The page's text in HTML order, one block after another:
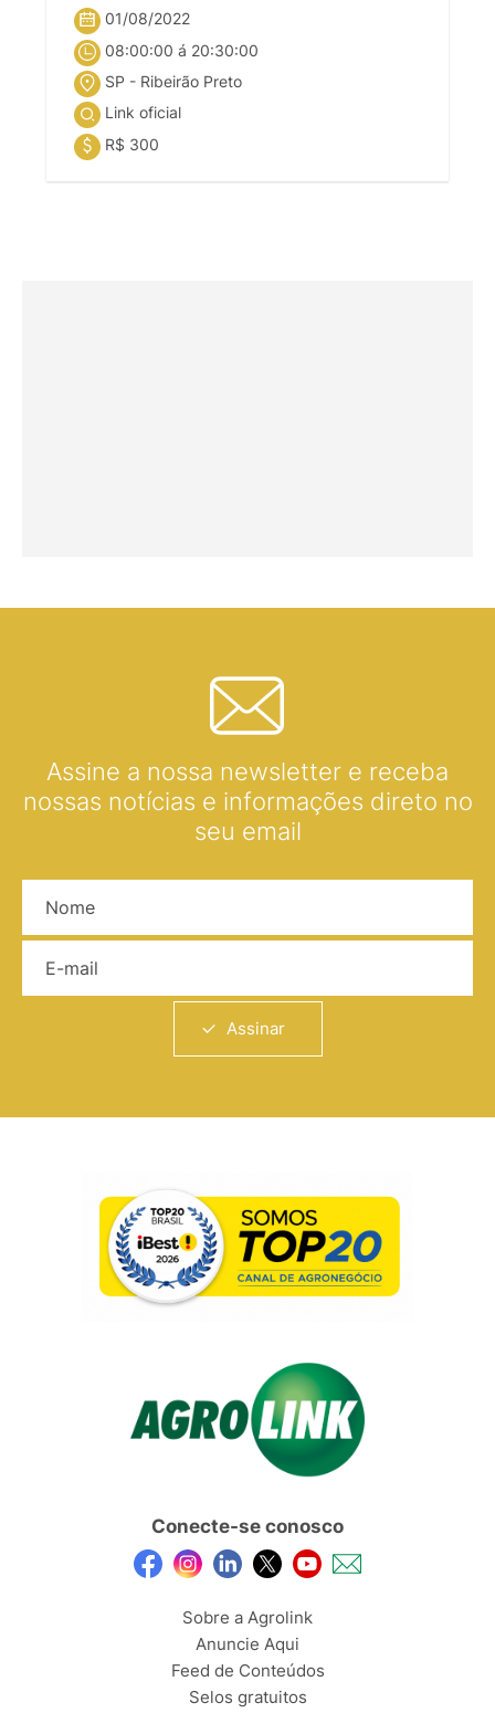
01/08/2022
08:00:00 á 20:30:00
SP - Ribeirão Preto
Link oficial
R$ 300
Assine a nossa newsletter e receba
nossas notícias e informações direto no
seu email
Assinar
Conecte-se conosco
Sobre a Agrolink
Anuncie Aqui
Feed de Conteúdos
Selos gratuitos